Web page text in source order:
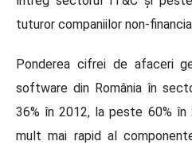
tuturor companiilor non-
Ponderea cifrei de afaceri
software din România în
36% în 2012, la peste 60% în
mult mai rapid al